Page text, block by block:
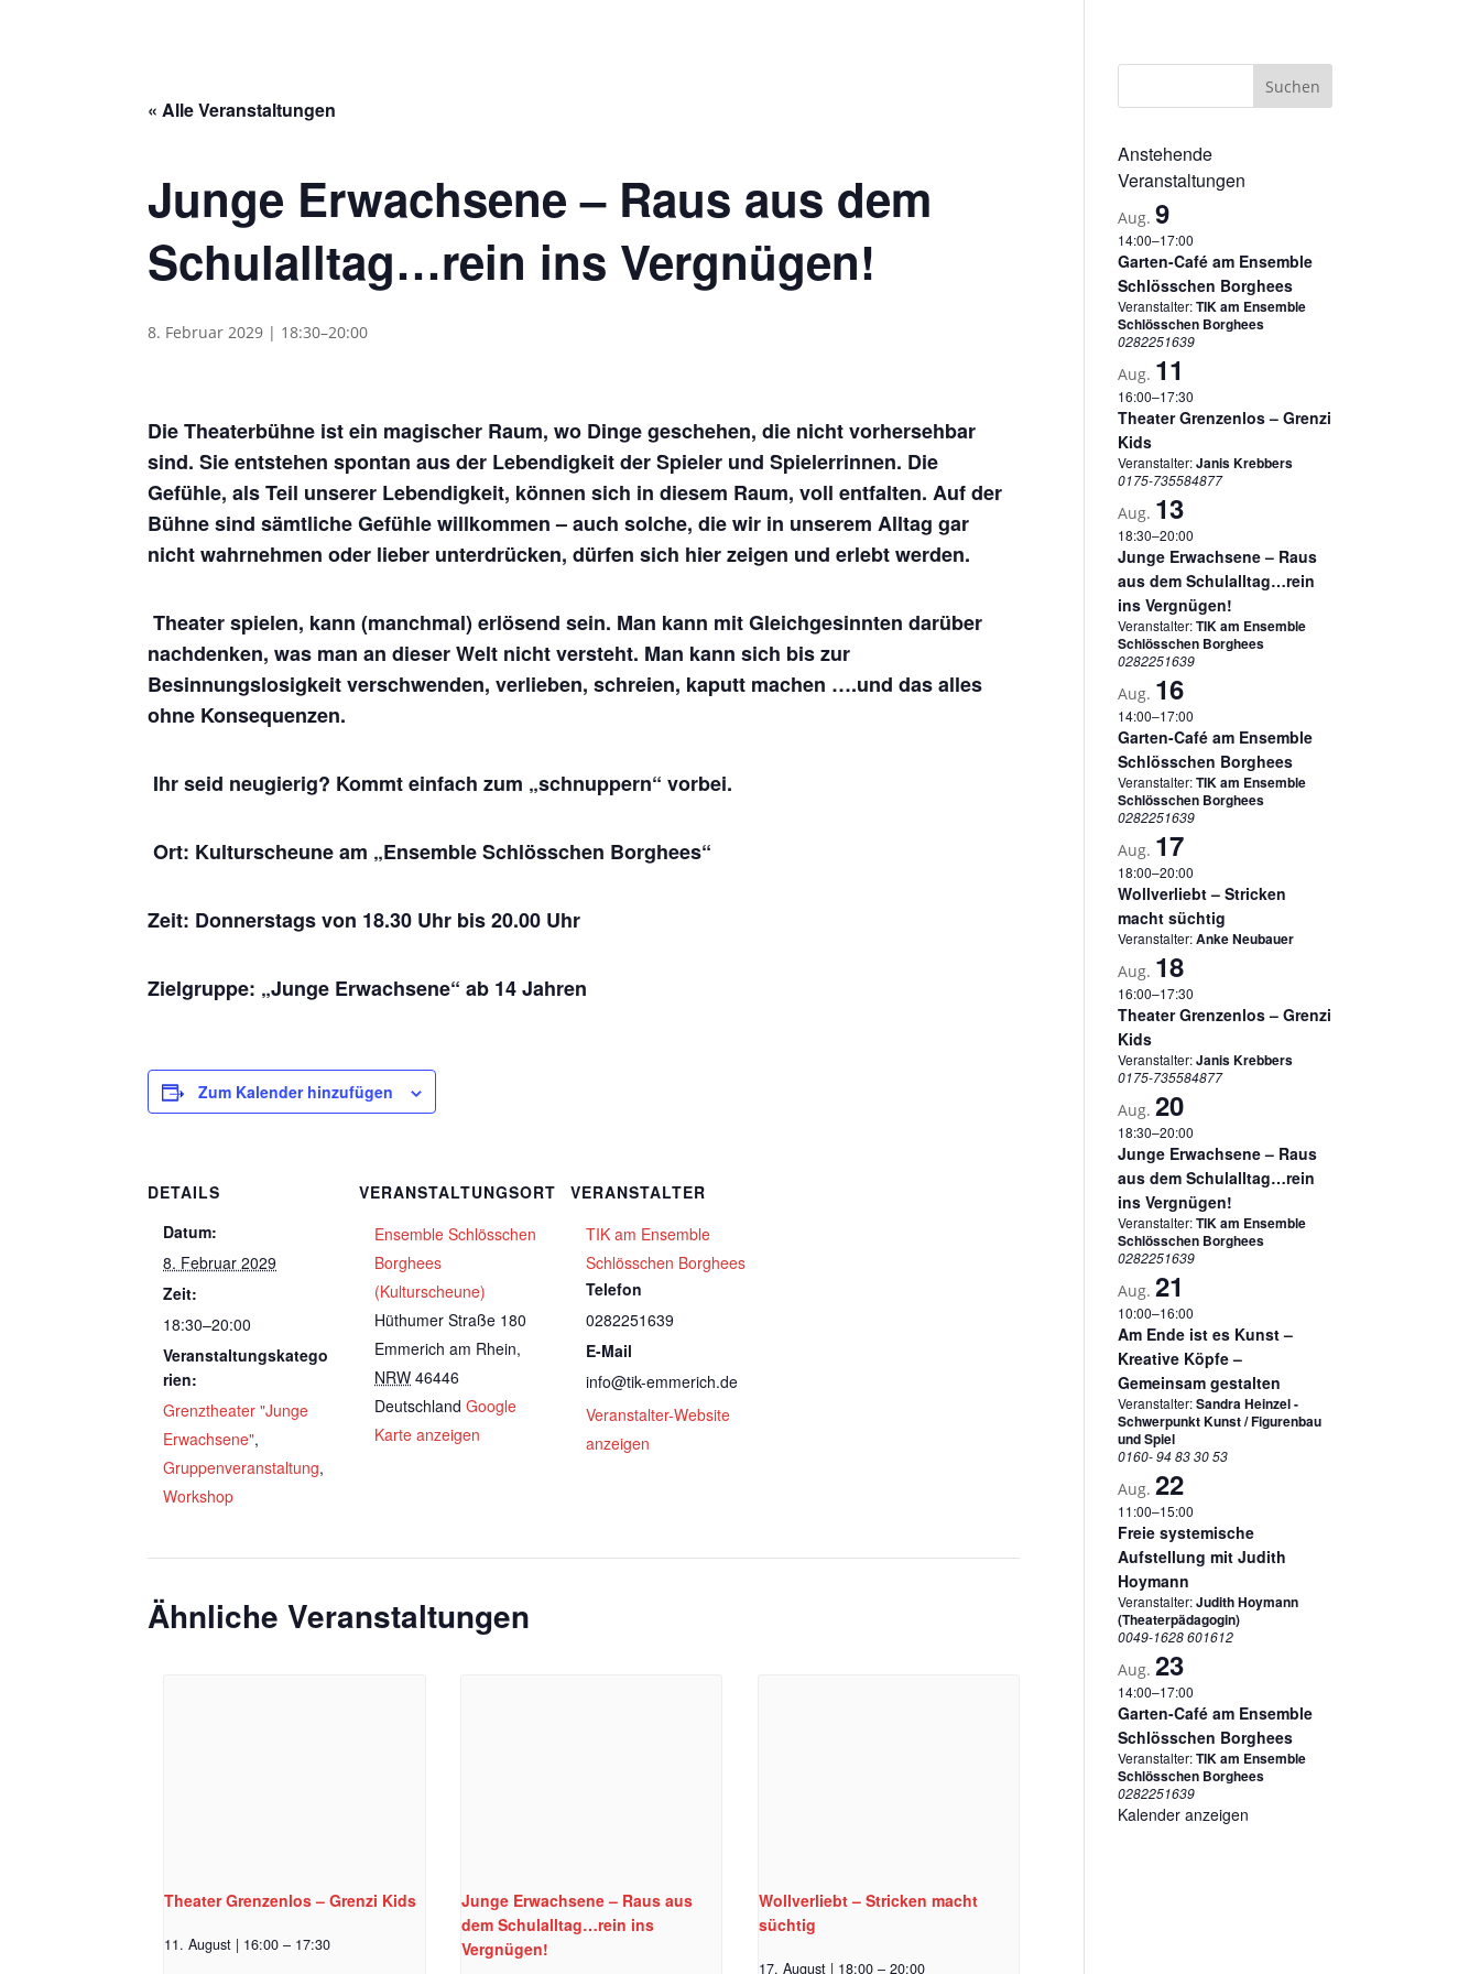
« Alle Veranstaltungen
Junge Erwachsene – Raus aus dem
Schulalltag…rein ins Vergnügen!
8. Februar 2029 | 18:30–20:00
Die Theaterbühne ist ein magischer Raum, wo Dinge geschehen, die nicht vorhersehbar
sind. Sie entstehen spontan aus der Lebendigkeit der Spieler und Spielerrinnen. Die
Gefühle, als Teil unserer Lebendigkeit, können sich in diesem Raum, voll entfalten. Auf der
Bühne sind sämtliche Gefühle willkommen – auch solche, die wir in unserem Alltag gar
nicht wahrnehmen oder lieber unterdrücken, dürfen sich hier zeigen und erlebt werden.
Theater spielen, kann (manchmal) erlösend sein. Man kann mit Gleichgesinnten darüber
nachdenken, was man an dieser Welt nicht versteht. Man kann sich bis zur
Besinnungslosigkeit verschwenden, verlieben, schreien, kaputt machen ….und das alles
ohne Konsequenzen.
Ihr seid neugierig? Kommt einfach zum „schnuppern“ vorbei.
Ort: Kulturscheune am „Ensemble Schlösschen Borghees“
Zeit: Donnerstags von 18.30 Uhr bis 20.00 Uhr
Zielgruppe: „Junge Erwachsene“ ab 14 Jahren
Zum Kalender hinzufügen
DETAILS
Datum:
8. Februar 2029
Zeit:
18:30–20:00
Veranstaltungskatego
rien:
Grenztheater "Junge
Erwachsene",
Gruppenveranstaltung,
Workshop
VERANSTALTUNGSORT
Ensemble Schlösschen
Borghees
(Kulturscheune)
Hüthumer Straße 180
Emmerich am Rhein,
NRW 46446
Deutschland Google
Karte anzeigen
VERANSTALTER
TIK am Ensemble
Schlösschen Borghees
Telefon
0282251639
E-Mail
info@tik-emmerich.de
Veranstalter-Website
anzeigen
Ähnliche Veranstaltungen
Theater Grenzenlos – Grenzi Kids
11. August | 16:00 – 17:30
Junge Erwachsene – Raus aus
dem Schulalltag…rein ins
Vergnügen!
Wollverliebt – Stricken macht
süchtig
17. August | 18:00 – 20:00
Anstehende
Veranstaltungen
Aug.9
14:00–17:00
Garten-Café am Ensemble
Schlösschen Borghees
Veranstalter:TIK am Ensemble
Schlösschen Borghees
0282251639
Aug. 11
16:00–17:30
Theater Grenzenlos – Grenzi
Kids
Veranstalter:Janis Krebbers
0175-735584877
Aug. 13
18:30–20:00
Junge Erwachsene – Raus
aus dem Schulalltag…rein
ins Vergnügen!
Veranstalter:TIK am Ensemble
Schlösschen Borghees
0282251639
Aug. 16
14:00–17:00
Garten-Café am Ensemble
Schlösschen Borghees
Veranstalter:TIK am Ensemble
Schlösschen Borghees
0282251639
Aug. 17
18:00–20:00
Wollverliebt – Stricken
macht süchtig
Veranstalter:Anke Neubauer
Aug. 18
16:00–17:30
Theater Grenzenlos – Grenzi
Kids
Veranstalter:Janis Krebbers
0175-735584877
Aug.20
18:30–20:00
Junge Erwachsene – Raus
aus dem Schulalltag…rein
ins Vergnügen!
Veranstalter:TIK am Ensemble
Schlösschen Borghees
0282251639
Aug.21
10:00–16:00
Am Ende ist es Kunst –
Kreative Köpfe –
Gemeinsam gestalten
Veranstalter:Sandra Heinzel -
Schwerpunkt Kunst / Figurenbau
und Spiel
0160- 94 83 30 53
Aug.22
11:00–15:00
Freie systemische
Aufstellung mit Judith
Hoymann
Veranstalter:Judith Hoymann
(Theaterpädagogin)
0049-1628 601612
Aug.23
14:00–17:00
Garten-Café am Ensemble
Schlösschen Borghees
Veranstalter:TIK am Ensemble
Schlösschen Borghees
0282251639
Kalender anzeigen